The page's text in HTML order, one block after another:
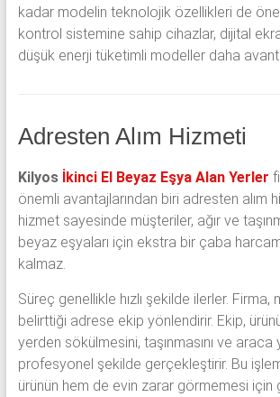
kadar modelin teknolojik özellikleri de
kontrol sistemine sahip cihazlar, dijital
düşük enerji tüketimli modeller daha
Adresten Alım Hizmeti
Kilyos İkinci El Beyaz Eşya Alan Yerler
önemli avantajlarından biri adresten alım
hizmet sayesinde müşteriler, ağır ve
beyaz eşyaları için ekstra bir çaba
kalmaz.
Süreç genellikle hızlı şekilde ilerler. Firma,
belirttiği adrese ekip yönlendirir. Ekip,
yerden sökülmesini, taşınmasını ve araca
profesyonel şekilde gerçekleştirir. Bu
ürünün hem de evin zarar görmemesi için